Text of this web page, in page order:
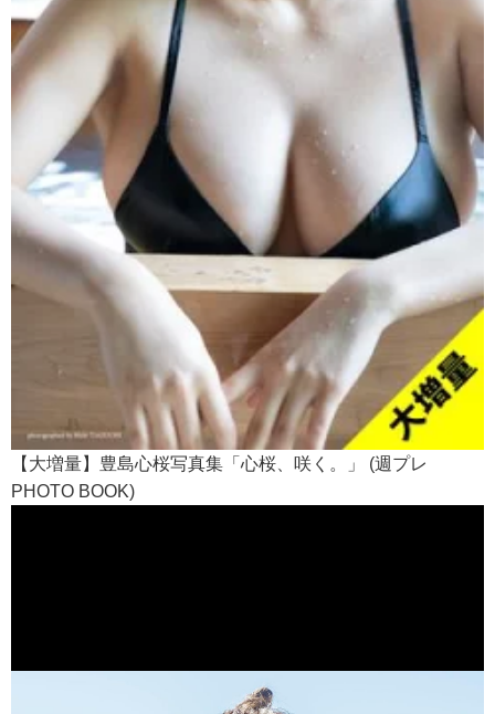
【大増量】豊島心桜写真集「心桜、咲く。」 (週プレ
PHOTO BOOK)